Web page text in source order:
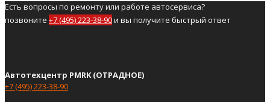
Есть вопросы по ремонту или работе автосервиса?
позвоните +7 (495) 223-38-90и вы получите быстрый ответ
Автотехцентр PMRK (ОТРАДНОЕ)
+7 (495) 223-38-90